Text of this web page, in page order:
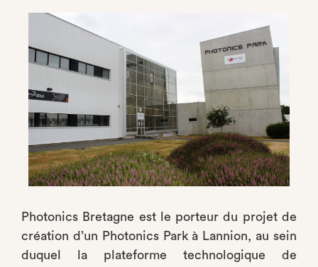
Photonics Bretagne est le porteur du projet de
création d’un Photonics Park à Lannion, au sein
duquel la plateforme technologique de